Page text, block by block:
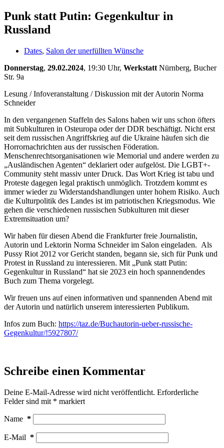
Punk statt Putin: Gegenkultur in
Russland
Dates, Salon der unerfüllten Wünsche
Donnerstag, 29.02.2024, 19:30 Uhr, Werkstatt Nürnberg, Bucher
Str. 9a
Lesung / Infoveranstaltung / Diskussion mit der Autorin Norma
Schneider
In den vergangenen Staffeln des Salons haben wir uns schon öfters
mit Subkulturen in Osteuropa oder der DDR beschäftigt. Nicht erst
seit dem russischen Angriffskrieg auf die Ukraine häufen sich die
Horrornachrichten aus der russischen Föderation.
Menschenrechtsorganisationen wie Memorial und andere werden zu
„Ausländischen Agenten“ deklariert oder aufgelöst. Die LGBT+-
Community steht massiv unter Druck. Das Wort Krieg ist tabu und
Proteste dagegen legal praktisch unmöglich. Trotzdem kommt es
immer wieder zu Widerstandshandlungen unter hohem Risiko. Auch
die Kulturpolitik des Landes ist im patriotischen Kriegsmodus. Wie
gehen die verschiedenen russischen Subkulturen mit dieser
Extremsituation um?
Wir haben für diesen Abend die Frankfurter freie Journalistin,
Autorin und Lektorin Norma Schneider im Salon eingeladen. Als
Pussy Riot 2012 vor Gericht standen, begann sie, sich für Punk und
Protest in Russland zu interessieren. Mit „Punk statt Putin:
Gegenkultur in Russland“ hat sie 2023 ein hoch spannendendes
Buch zum Thema vorgelegt.
Wir freuen uns auf einen informativen und spannenden Abend mit
der Autorin und natürlich unserem interessierten Publikum.
Infos zum Buch: https://taz.de/Buchautorin-ueber-russische-
Gegenkultur/!5927807/
Schreibe einen Kommentar
Deine E-Mail-Adresse wird nicht veröffentlicht. Erforderliche
Felder sind mit * markiert
Name *
E-Mail *